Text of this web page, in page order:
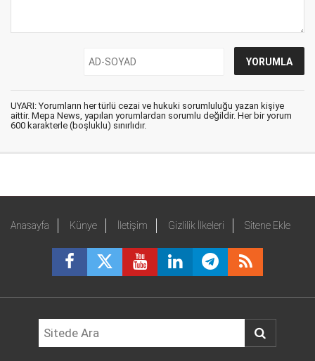
UYARI: Yorumların her türlü cezai ve hukuki sorumluluğu yazan kişiye
aittir. Mepa News, yapılan yorumlardan sorumlu değildir. Her bir yorum
600 karakterle (boşluklu) sınırlıdır.
Anasayfa Künye İletişim Gizlilik İlkeleri Sitene Ekle